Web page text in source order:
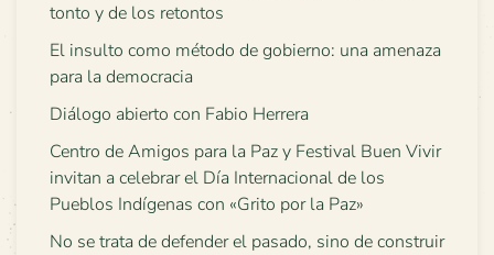
tonto y de los retontos
El insulto como método de gobierno: una amenaza
para la democracia
Diálogo abierto con Fabio Herrera
Centro de Amigos para la Paz y Festival Buen Vivir
invitan a celebrar el Día Internacional de los
Pueblos Indígenas con «Grito por la Paz»
No se trata de defender el pasado, sino de construir